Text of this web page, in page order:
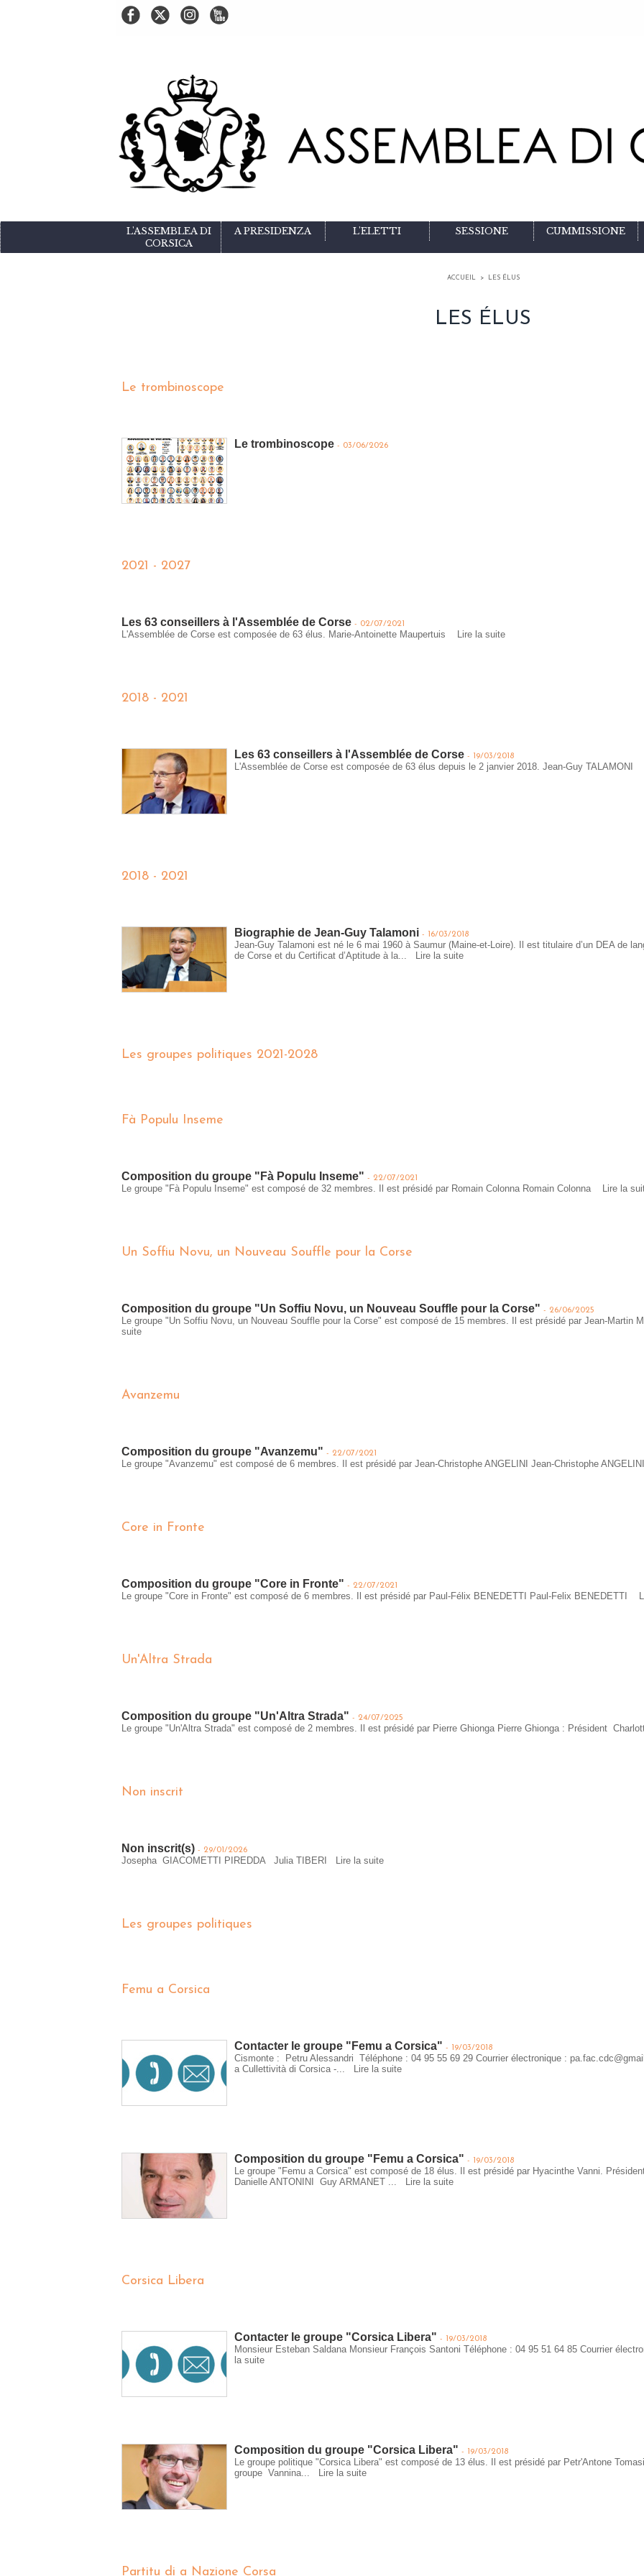
L'ASSEMBLEA DI
CORSICA
A PRESIDENZA L'ELETTI SESSIONE CUMMISSIONE
ACCUEIL > LES ÉLUS
LES ÉLUS
Le trombinoscope
Le trombinoscope - 03/06/2026
2021 - 2027
Les 63 conseillers à l'Assemblée de Corse - 02/07/2021
L'Assemblée de Corse est composée de 63 élus. Marie-Antoinette Maupertuis Lire la suite
2018 - 2021
Les 63 conseillers à l'Assemblée de Corse - 19/03/2018
L'Assemblée de Corse est composée de 63 élus depuis le 2 janvier 2018. Jean-Guy TALAMONI
2018 - 2021
Biographie de Jean-Guy Talamoni - 16/03/2018
Jean-Guy Talamoni est né le 6 mai 1960 à Saumur (Maine-et-Loire). Il est titulaire d’un DEA de
de Corse et du Certificat d’Aptitude à la...
Lire la suite
Les groupes politiques 2021-2028
Fà Populu Inseme
Composition du groupe "Fà Populu Inseme" - 22/07/2021
Le groupe "Fà Populu Inseme" est composé de 32 membres. Il est présidé par Romain Colonna Romain Colonna Lire la
Un Soffiu Novu, un Nouveau Souffle pour la Corse
Composition du groupe "Un Soffiu Novu, un Nouveau Souffle pour la Corse" - 26/06/2025
Le groupe "Un Soffiu Novu, un Nouveau Souffle pour la Corse" est composé de 15 membres. Il est présidé par Jean-
suite
Avanzemu
Composition du groupe "Avanzemu" - 22/07/2021
Le groupe "Avanzemu" est composé de 6 membres. Il est présidé par Jean-Christophe ANGELINI Jean-Christophe
Core in Fronte
Composition du groupe "Core in Fronte" - 22/07/2021
Le groupe "Core in Fronte" est composé de 6 membres. Il est présidé par Paul-Félix BENEDETTI Paul-Felix BENEDETTI
Un'Altra Strada
Composition du groupe "Un'Altra Strada" - 24/07/2025
Le groupe "Un'Altra Strada" est composé de 2 membres. Il est présidé par Pierre Ghionga Pierre Ghionga : Président
Non inscrit
Non inscrit(s) - 29/01/2026
Josepha GIACOMETTI PIREDDA Julia TIBERI Lire la suite
Les groupes politiques
Femu a Corsica
Contacter le groupe "Femu a Corsica" - 19/03/2018
Cismonte : Petru Alessandri Téléphone : 04 95 55 69 29 Courrier électronique :
a Cullettività di Corsica -...
Lire la suite
Composition du groupe "Femu a Corsica" - 19/03/2018
Le groupe "Femu a Corsica" est composé de 18 élus. Il est présidé par Hyacinthe Vanni.
Danielle ANTONINI Guy ARMANET ...
Lire la suite
Corsica Libera
Contacter le groupe "Corsica Libera" - 19/03/2018
Monsieur Esteban Saldana Monsieur François Santoni Téléphone : 04 95 51 64 85 Courrier
la suite
Composition du groupe "Corsica Libera" - 19/03/2018
Le groupe politique "Corsica Libera" est composé de 13 élus. Il est présidé par Petr'Antone
groupe Vannina...
Lire la suite
Partitu di a Nazione Corsa